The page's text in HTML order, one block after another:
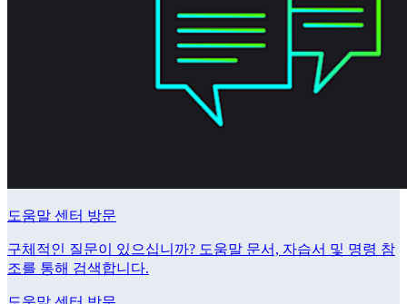
도움말 센터 방문
구체적인 질문이 있으십니까? 도움말 문서, 자습서 및 명령 참
조를 통해 검색합니다.